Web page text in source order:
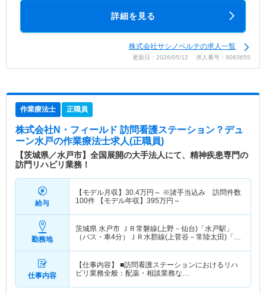
詳細を見る
株式会社サシノベルテの求人一覧
更新日：2026/05/12 求人番号：9083655
作業療法士 正職員
株式会社N・フィールド 訪問看護ステーション？デュ
ーン水戸の作業療法士求人(正職員)
【茨城県／水戸市】全国展開の大手法人にて、精神疾患専門の
訪門リハビリ業務！
給与
【モデル月収】 30.4万円～ ※諸手当込み 訪問件数
100件 【モデル年収】 395万円～
勤務地
茨城県 水戸市 ＪＲ常磐線(上野－仙台)「水戸駅」
（バス・車4分）ＪＲ水郡線(上菅谷－常陸太田)「水
仕事内容
【仕事内容】 ■訪問看護ステーションにおけるリハ
ビリ業務全般：配薬・相談業務な…